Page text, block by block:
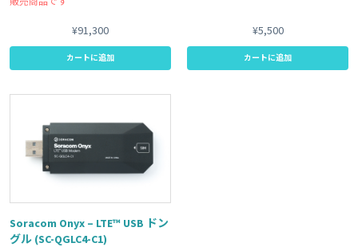
¥91,300
カートに追加
¥5,500
カートに追加
Soracom Onyx – LTE™ USB ドン
グル (SC-QGLC4-C1)